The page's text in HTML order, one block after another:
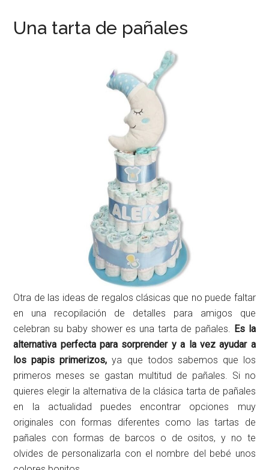
Una tarta de pañales
Otra de las ideas de regalos clásicas que no puede faltar
en una recopilación de detalles para amigos que
celebran su baby shower es una tarta de pañales. Es la
alternativa perfecta para sorprender y a la vez ayudar a
los papis primerizos, ya que todos sabemos que los
primeros meses se gastan multitud de pañales. Si no
quieres elegir la alternativa de la clásica tarta de pañales
en la actualidad puedes encontrar opciones muy
originales con formas diferentes como las tartas de
pañales con formas de barcos o de ositos, y no te
olvides de personalizarla con el nombre del bebé unos